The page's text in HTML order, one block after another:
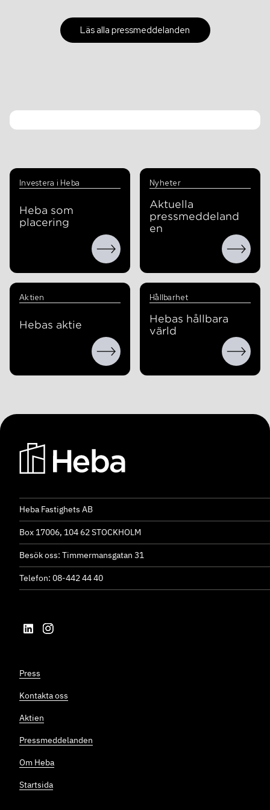
Läs alla pressmeddelanden
Investera i Heba
Heba som
placering
Nyheter
Aktuella
pressmeddeland
en
Aktien
Hebas aktie
Hållbarhet
Hebas hållbara
värld
Press
Kontakta oss
Aktien
Pressmeddelanden
Om Heba
Startsida
Heba Fastighets AB
Box 17006, 104 62 STOCKHOLM
Besök oss: Timmermansgatan 31
Telefon: 08-442 44 40